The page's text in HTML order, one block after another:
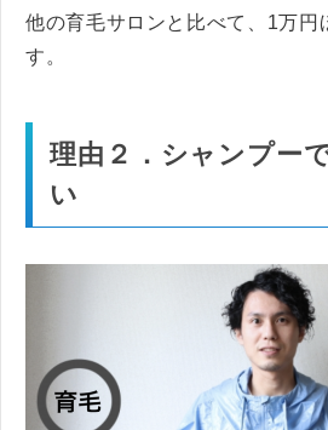
他の育毛サロンと比べて、1万円
す。
理由２．シャンプー
い